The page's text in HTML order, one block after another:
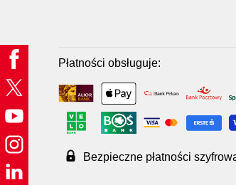
Płatności obsługuje:
Bezpieczne płatności